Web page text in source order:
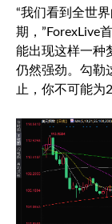
“我们看到全世
期，”ForexLive
能出现这样一种
仍然强劲。勾勒
止，你不可能为